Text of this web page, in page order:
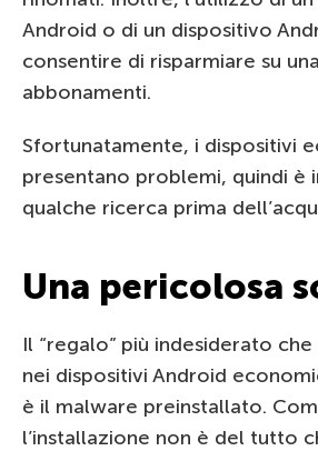
Android o di un dispositivo
consentire di risparmiare su
abbonamenti.
Sfortunatamente, i dispositivi
presentano problemi, quindi è
qualche ricerca prima
Una pericolosa
Il “regalo” più indesiderato
nei dispositivi Android
è il malware preinstallato.
l’installazione non è del tutto